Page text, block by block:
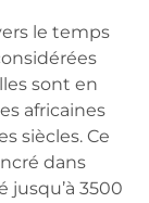
le temps
sont en
africaines
siècles. Ce
dans
jusqu’à 3500